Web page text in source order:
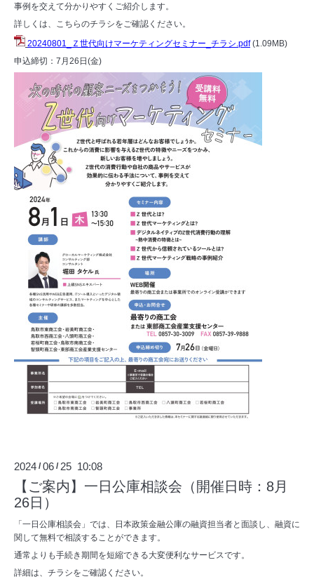
事例を交えて分かりやすくご紹介します。
詳しくは、こちらのチラシをご確認ください。
20240801_Ｚ世代向けマーケティングセミナー_チラシ.pdf (1.09MB)
申込締切：7月26日(金)
2024 /06 / 25 10:08
【ご案内】一日公庫相談会（開催日時：8月
26日）
「一日公庫相談会」では、日本政策金融公庫の融資担当者と面談し、融資に
関して無料で相談することができます。
通常よりも手続き期間を短縮できる大変便利なサービスです。
詳細は、チラシをご確認ください。